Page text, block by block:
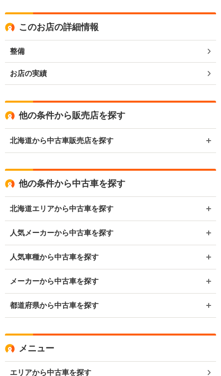
このお店の詳細情報
整備
お店の実績
他の条件から販売店を探す
北海道から中古車販売店を探す
他の条件から中古車を探す
北海道エリアから中古車を探す
人気メーカーから中古車を探す
人気車種から中古車を探す
メーカーから中古車を探す
都道府県から中古車を探す
メニュー
エリアから中古車を探す